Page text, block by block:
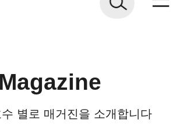
Magazine
별로 매거진을 소개합니다